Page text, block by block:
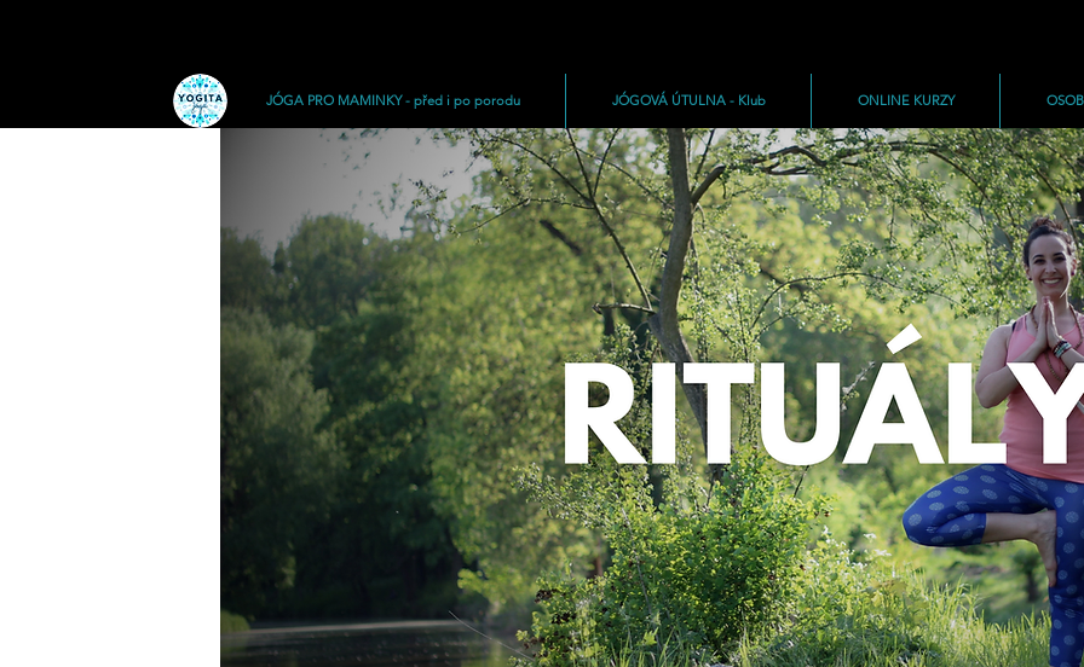
JÓGA PRO MAMINKY - před i po porodu JÓGOVÁ ÚTULNA - Klub ONLINE KURZY